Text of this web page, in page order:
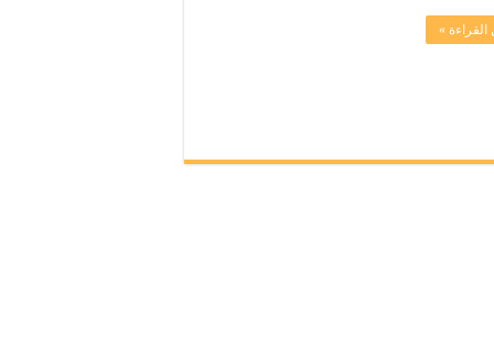
القراءة »